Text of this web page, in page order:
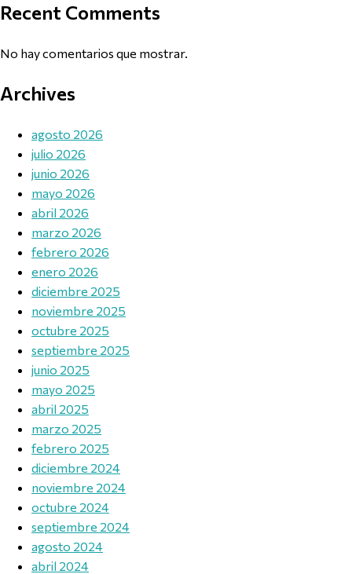
Recent Comments
No hay comentarios que mostrar.
Archives
agosto 2026
julio 2026
junio 2026
mayo 2026
abril 2026
marzo 2026
febrero 2026
enero 2026
diciembre 2025
noviembre 2025
octubre 2025
septiembre 2025
junio 2025
mayo 2025
abril 2025
marzo 2025
febrero 2025
diciembre 2024
noviembre 2024
octubre 2024
septiembre 2024
agosto 2024
abril 2024